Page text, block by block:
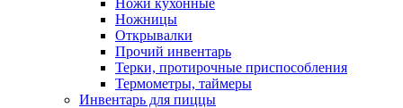
Ножи кухонные
Ножницы
Открывалки
Прочий инвентарь
Терки, протирочные приспособления
Термометры, таймеры
Инвентарь для пиццы